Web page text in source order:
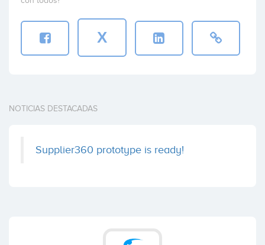
X
NOTICIAS DESTACADAS
Supplier360 prototype is ready!